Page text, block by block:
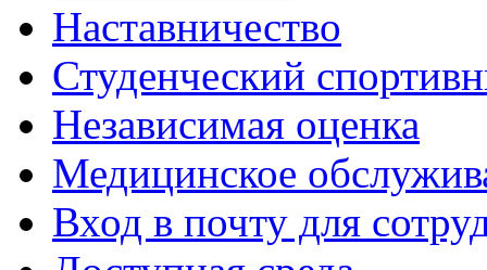
Наставничество
Студенческий
Независимая оценка
Медицинское
Вход в почту для